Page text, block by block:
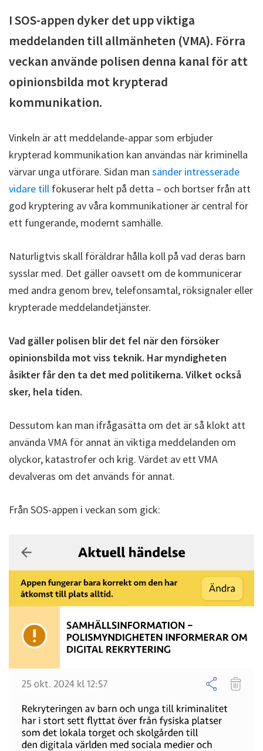
I SOS-appen dyker det upp viktiga
meddelanden till allmänheten (VMA). Förra
veckan använde polisen denna kanal för att
opinionsbilda mot krypterad
kommunikation.
Vinkeln är att meddelande-appar som erbjuder
krypterad kommunikation kan användas när kriminella
värvar unga utförare. Sidan man sänder intresserade
vidare till fokuserar helt på detta – och bortser från att
god kryptering av våra kommunikationer är central för
ett fungerande, modernt samhälle.
Naturligtvis skall föräldrar hålla koll på vad deras barn
sysslar med. Det gäller oavsett om de kommunicerar
med andra genom brev, telefonsamtal, röksignaler eller
krypterade meddelandetjänster.
Vad gäller polisen blir det fel när den försöker
opinionsbilda mot viss teknik. Har myndigheten
åsikter får den ta det med politikerna. Vilket också
sker, hela tiden.
Dessutom kan man ifrågasätta om det är så klokt att
använda VMA för annat än viktiga meddelanden om
olyckor, katastrofer och krig. Värdet av ett VMA
devalveras om det används för annat.
Från SOS-appen i veckan som gick: